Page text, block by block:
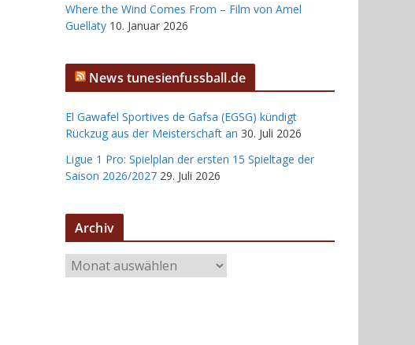
Where the Wind Comes From – Film von Amel
Guellaty 10. Januar 2026
News tunesienfussball.de
El Gawafel Sportives de Gafsa (EGSG) kündigt
Rückzug aus der Meisterschaft an 30. Juli 2026
Ligue 1 Pro: Spielplan der ersten 15 Spieltage der
Saison 2026/2027 29. Juli 2026
Archiv
r